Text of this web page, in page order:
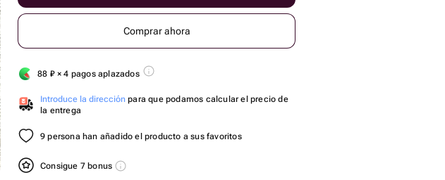
Comprar ahora
88 ₽× 4 pagos aplazados
Introduce la dirección para que podamos calcular el precio de
la entrega
9 persona han añadido el producto a sus favoritos
Consigue 7 bonus